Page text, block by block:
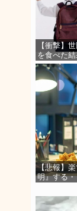
【衝撃】
を食べた結
【悲報】
明』する